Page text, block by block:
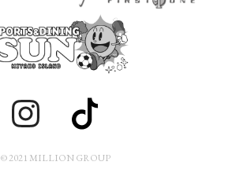
© 2021 MILLION GROUP